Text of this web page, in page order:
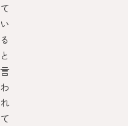
て
い
る
と
言
わ
れ
て